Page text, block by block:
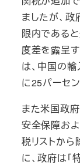
ましたが、
限内である
度差を露呈
は、中国の
に25パーセ
また米国政府
安全保障お
税リストか
に、政府は